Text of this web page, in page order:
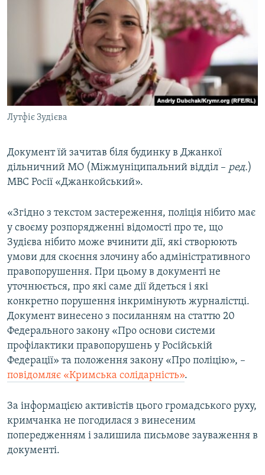
Лутфіє Зудієва
Документ їй зачитав біля будинку в Джанкої
дільничний МО (Міжмуніципальний відділ – ред.)
МВС Росії «Джанкойський».
«Згідно з текстом застереження, поліція нібито має
у своєму розпорядженні відомості про те, що
Зудієва нібито може вчинити дії, які створюють
умови для скоєння злочину або адміністративного
правопорушення. При цьому в документі не
уточнюється, про які саме дії йдеться і які
конкретно порушення інкримінують журналістці.
Документ винесено з посиланням на статтю 20
Федерального закону «Про основи системи
профілактики правопорушень у Російській
Федерації» та положення закону «Про поліцію», –
повідомляє «Кримська солідарність».
За інформацією активістів цього громадського руху,
кримчанка не погодилася з винесеним
попередженням і залишила письмове зауваження в
документі.